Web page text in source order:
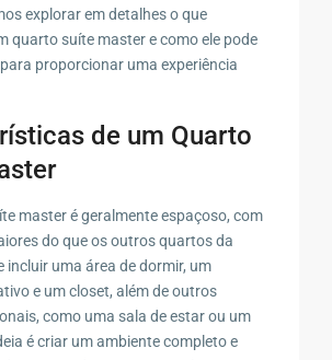
explorar em detalhes o que
quarto suíte master e como ele pode
proporcionar uma experiência
de um Quarto
master é geralmente espaçoso, com
do que os outros quartos da
incluir uma área de dormir, um
e um closet, além de outros
como uma sala de estar ou um
é criar um ambiente completo e